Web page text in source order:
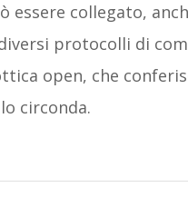
collegato,
protocolli di
open, che
circonda.